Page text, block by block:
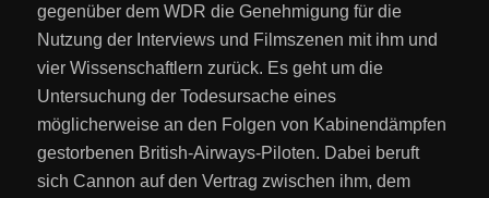
gegenüber dem WDR die Genehmigung für die
Nutzung der Interviews und Filmszenen mit ihm und
vier Wissenschaftlern zurück. Es geht um die
Untersuchung der Todesursache eines
möglicherweise an den Folgen von Kabinendämpfen
gestorbenen British-Airways-Piloten. Dabei beruft
sich Cannon auf den Vertrag zwischen ihm, dem